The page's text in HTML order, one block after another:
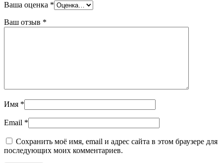
Ваша оценка *
Ваш отзыв *
Имя *
Email *
Сохранить моё имя, email и адрес сайта в этом браузере для
последующих моих комментариев.